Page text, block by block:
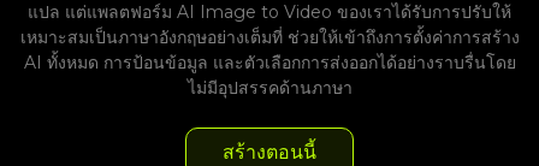
แปล แต่แพลตฟอร์ม AI Image to Video ของเราได้รับการปรับให้
เหมาะสมเป็นภาษาอังกฤษอย่างเต็มที่ ช่วยให้เข้าถึงการตั้งค่าการสร้าง
AI ทั้งหมด การป้อนข้อมูล และตัวเลือกการส่งออกได้อย่างราบรื่นโดย
ไม่มีอุปสรรคด้านภาษา
สร้างตอนนี้